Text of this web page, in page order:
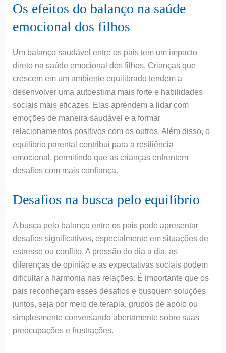
Os efeitos do balanço na saúde
emocional dos filhos
Um balanço saudável entre os pais tem um impacto
direto na saúde emocional dos filhos. Crianças que
crescem em um ambiente equilibrado tendem a
desenvolver uma autoestima mais forte e habilidades
sociais mais eficazes. Elas aprendem a lidar com
emoções de maneira saudável e a formar
relacionamentos positivos com os outros. Além disso, o
equilíbrio parental contribui para a resiliência
emocional, permitindo que as crianças enfrentem
desafios com mais confiança.
Desafios na busca pelo equilíbrio
A busca pelo balanço entre os pais pode apresentar
desafios significativos, especialmente em situações de
estresse ou conflito. A pressão do dia a dia, as
diferenças de opinião e as expectativas sociais podem
dificultar a harmonia nas relações. É importante que os
pais reconheçam esses desafios e busquem soluções
juntos, seja por meio de terapia, grupos de apoio ou
simplesmente conversando abertamente sobre suas
preocupações e frustrações.